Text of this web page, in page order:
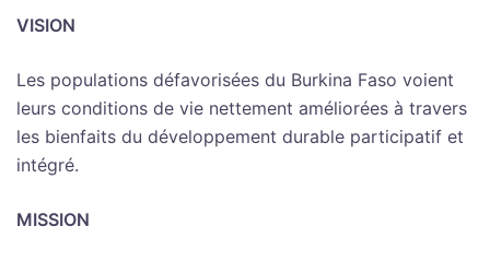
VISION
Les populations défavorisées du Burkina Faso voient
leurs conditions de vie nettement améliorées à travers
les bienfaits du développement durable participatif et
intégré.
MISSION